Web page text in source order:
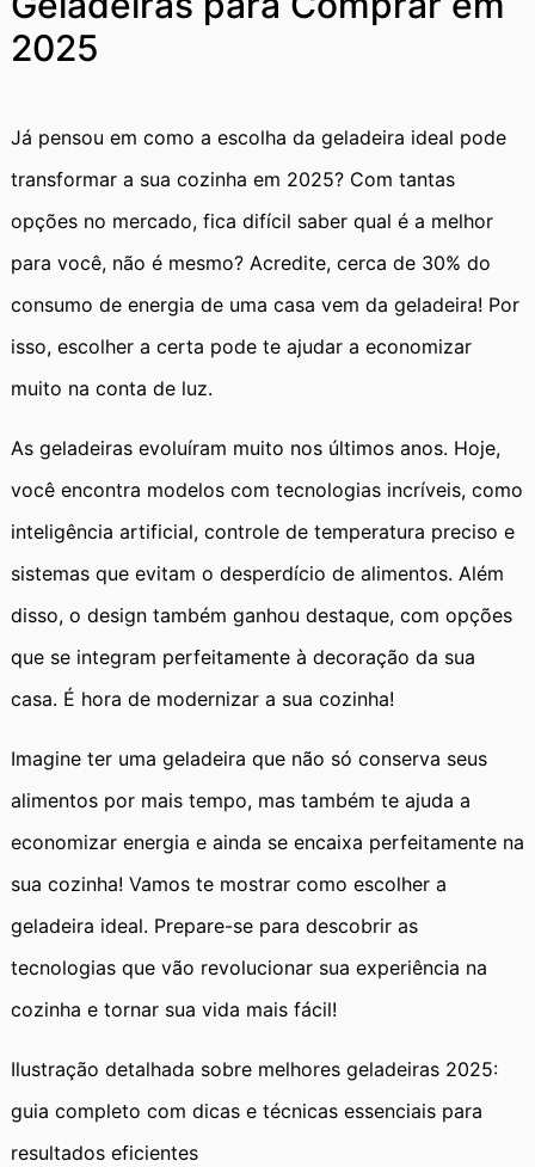
2025
Já pensou em como a escolha da geladeira ideal pode
transformar a sua cozinha em 2025? Com tantas
opções no mercado, fica difícil saber qual é a melhor
para você, não é mesmo? Acredite, cerca de 30% do
consumo de energia de uma casa vem da geladeira! Por
isso, escolher a certa pode te ajudar a economizar
muito na conta de luz.
As geladeiras evoluíram muito nos últimos anos. Hoje,
você encontra modelos com tecnologias incríveis, como
inteligência artificial, controle de temperatura preciso e
sistemas que evitam o desperdício de alimentos. Além
disso, o design também ganhou destaque, com opções
que se integram perfeitamente à decoração da sua
casa. É hora de modernizar a sua cozinha!
Imagine ter uma geladeira que não só conserva seus
alimentos por mais tempo, mas também te ajuda a
economizar energia e ainda se encaixa perfeitamente na
sua cozinha! Vamos te mostrar como escolher a
geladeira ideal. Prepare-se para descobrir as
tecnologias que vão revolucionar sua experiência na
cozinha e tornar sua vida mais fácil!
Ilustração detalhada sobre melhores geladeiras 2025:
guia completo com dicas e técnicas essenciais para
resultados eficientes